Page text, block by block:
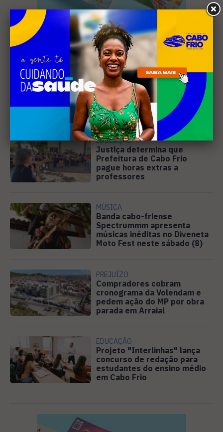
Leia Também
EDUCAÇÃO
Justiça determina que
Prefeitura de Cabo Frio
pague horas extras a
professores
MÚSICA
Banda cabo-friense
Spectrummm apresenta
músicas inéditas no Diveneta
Moto Fest neste sábado (8)
PREJUÍZO
Compradores cobram
cronograma da Volendam e
pedem ação do MP por obra
parada em Arraial
EDUCAÇÃO
Projeto "Interlinhas" lança
concurso de redação para
estudantes do ensino médio
em Cabo Frio